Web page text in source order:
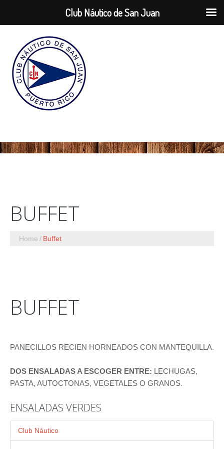
BUFFET
Home Buffet
BUFFET
PANECILLOS RECIEN HORNEADOS CON MANTEQUILLA.
DOS ENSALADAS A ESCOGER ENTRE: LECHUGAS,
PASTA, AUTOCTONAS, VEGETALES O GRANOS.
ENSALADAS VERDES
Club Náutico
Club Náutico de San Juan